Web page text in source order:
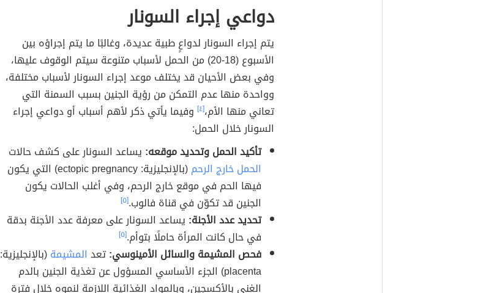
دواعي إجراء السونار
يتم إجراء السونار لدواعٍ طبية عديدة، وغالبًا ما يتم إجراؤه بين
الأسبوع (18-20) من الحمل لأسباب متنوعة سيتم الوقوف عليها،
وفي بعض الأحيان قد يختلف موعد إجراء السونار لأسباب مختلفة،
وواحدة منها عدم التمكن من رؤية الجنين بسبب السمنة التي
تعاني منها الأم،[٤]
وفيما يأتي ذكر لأهم أسباب أو دواعي إجراء
السونار خلال الحمل:
تأكيد الحمل وتحديد موقعه: يساعد السونار على كشف حالات
الحمل خارج الرحم
(بالإنجليزية: ectopic pregnancy) التي يكون
فيها الحم في موقع خارج الرحم، وفي أغلب الحالات يكون
الجنين قد تكوّن في قناة فالوب.[٥]
تحديد عدد الأجنة: يساعد السونار على معرفة عدد الأجنة بدقة
في حال كانت المرأة حاملًا بتوأم.[٥]
فحص المشيمة والسائل الأمينوسي:تعد المشيمة(بالإنجليزية:
placenta) الجزء الأساسي المسؤول عن تغذية الجنين بالدم
الغني بالأكسجين، وبالمواد الغذائية اللازمة لنموه خلال فترة